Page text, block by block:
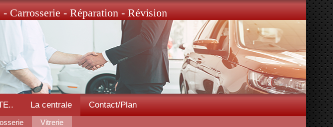
Carrosserie - Réparation - Révision
Vitrerie
La centrale Contact/Plan